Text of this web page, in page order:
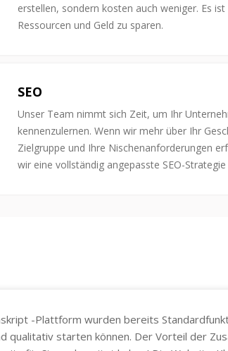
erstellen, sondern kosten auch weniger. Es ist
Ressourcen und Geld zu sparen.
SEO
Unser Team nimmt sich Zeit, um Ihr
kennenzulernen. Wenn wir mehr über Ihr
Zielgruppe und Ihre Nischenanforderungen
wir eine vollständig angepasste SEO-
-Plattform wurden bereits
qualitativ starten können. Der Vorteil der